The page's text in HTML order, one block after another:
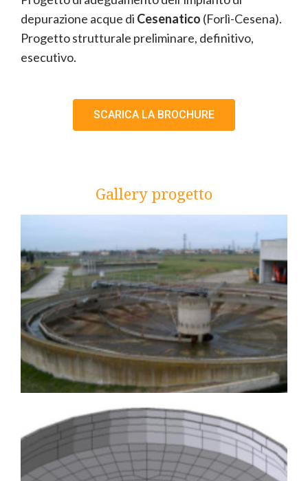
depurazione acque di Cesenatico (Forlì-Cesena).
Progetto strutturale preliminare, definitivo,
esecutivo.
SCARICA LA BROCHURE
Gallery progetto